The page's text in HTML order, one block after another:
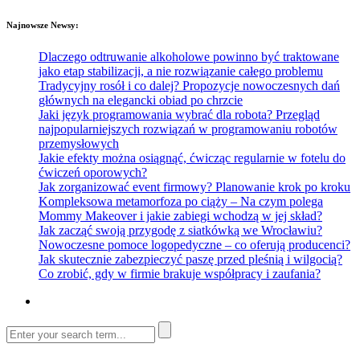
Najnowsze Newsy:
Dlaczego odtruwanie alkoholowe powinno być traktowane
jako etap stabilizacji, a nie rozwiązanie całego problemu
Tradycyjny rosół i co dalej? Propozycje nowoczesnych dań
głównych na elegancki obiad po chrzcie
Jaki język programowania wybrać dla robota? Przegląd
najpopularniejszych rozwiązań w programowaniu robotów
przemysłowych
Jakie efekty można osiągnąć, ćwicząc regularnie w fotelu do
ćwiczeń oporowych?
Jak zorganizować event firmowy? Planowanie krok po kroku
Kompleksowa metamorfoza po ciąży – Na czym polega
Mommy Makeover i jakie zabiegi wchodzą w jej skład?
Jak zacząć swoją przygodę z siatkówką we Wrocławiu?
Nowoczesne pomoce logopedyczne – co oferują producenci?
Jak skutecznie zabezpieczyć paszę przed pleśnią i wilgocią?
Co zrobić, gdy w firmie brakuje współpracy i zaufania?